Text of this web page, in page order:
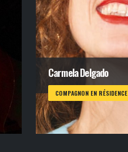
Carmela Delgado
COMPAGNON EN RÉSIDENCE